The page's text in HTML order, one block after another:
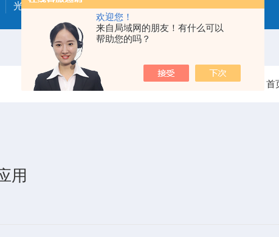
欢迎您！
来自局域网的朋友！有什么可以
帮助您的吗？
光学三维运动捕捉
当前位置： 首
用